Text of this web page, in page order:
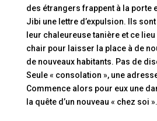
des étrangers frappent à la porte
Jibi une lettre d’expulsion. Ils
leur chaleureuse tanière et ce
chair pour laisser la place à de
de nouveaux habitants. Pas de
Seule « consolation », une
Commence alors pour eux une
la quête d’un nouveau « chez soi ».